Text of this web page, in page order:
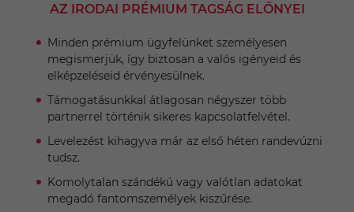
AZ IRODAI PRÉMIUM TAGSÁG ELŐNYEI
Minden prémium ügyfelünket személyesen
megismerjük, így biztosan a valós igényeid és
elképzeléseid érvényesülnek.
Támogatásunkkal átlagosan négyszer több
partnerrel történik sikeres kapcsolatfelvétel.
Levelezést kihagyva már az első héten randevúzni
tudsz.
Komolytalan szándékú vagy valótlan adatokat
megadó fantomszemélyek kiszűrése.